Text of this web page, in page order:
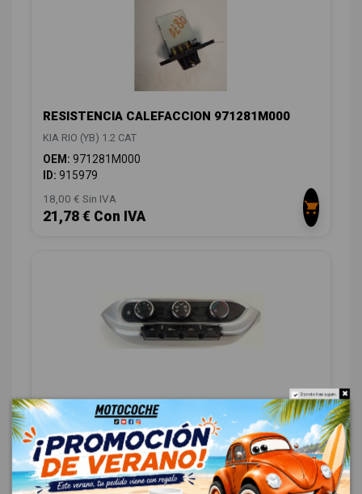
RESISTENCIA CALEFACCION 971281M000
KIA RIO (YB) 1.2 CAT
OEM: 971281M000
ID: 915979
18,00 € Sin IVA
21,78 € Con IVA
MANDO CALEFACCION / AIRE ACONDICIONADO
972501W320
KIA RIO (YB) 1.2 CAT
OEM:972501W320
ID:916485
Do not show again.